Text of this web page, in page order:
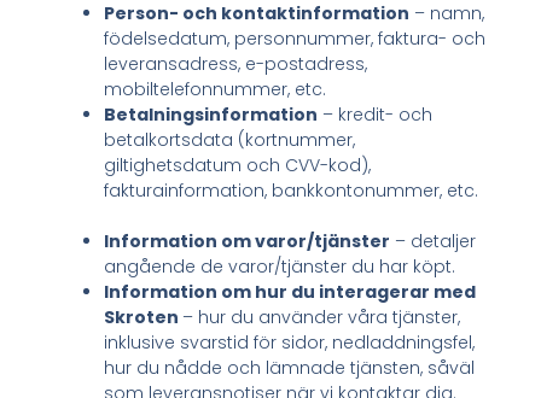
Person- och kontaktinformation – namn,
födelsedatum, personnummer, faktura- och
leveransadress, e-postadress,
mobiltelefonnummer, etc.
Betalningsinformation – kredit- och
betalkortsdata (kortnummer,
giltighetsdatum och CVV-kod),
fakturainformation, bankkontonummer, etc.
Information om varor/tjänster – detaljer
angående de varor/tjänster du har köpt.
Information om hur du interagerar med
Skroten – hur du använder våra tjänster,
inklusive svarstid för sidor, nedladdningsfel,
hur du nådde och lämnade tjänsten, såväl